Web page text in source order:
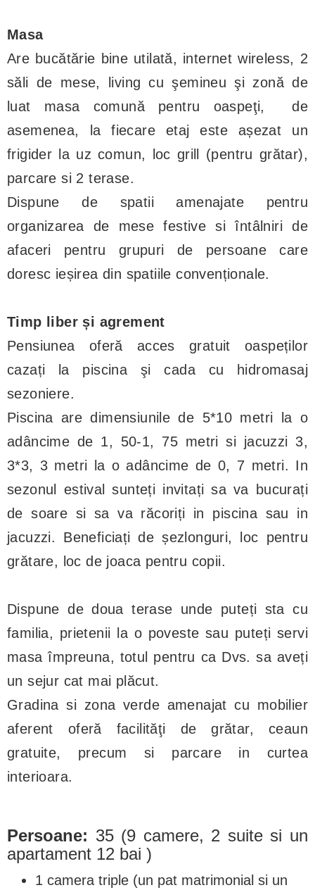
Masa
Are bucătărie bine utilată, internet wireless, 2
săli de mese, living cu şemineu şi zonă de
luat masa comună pentru oaspeţi, de
asemenea, la fiecare etaj este așezat un
frigider la uz comun, loc grill (pentru grătar),
parcare si 2 terase.
Dispune de spatii amenajate pentru
organizarea de mese festive si întâlniri de
afaceri pentru grupuri de persoane care
doresc ieșirea din spatiile convenționale.
Timp liber și agrement
Pensiunea oferă acces gratuit oaspeților
cazați la piscina şi cada cu hidromasaj
sezoniere.
Piscina are dimensiunile de 5*10 metri la o
adâncime de 1, 50-1, 75 metri si jacuzzi 3,
3*3, 3 metri la o adâncime de 0, 7 metri. In
sezonul estival sunteți invitați sa va bucurați
de soare si sa va răcoriți in piscina sau in
jacuzzi. Beneficiați de șezlonguri, loc pentru
grătare, loc de joaca pentru copii.
Dispune de doua terase unde puteți sta cu
familia, prietenii la o poveste sau puteți servi
masa împreuna, totul pentru ca Dvs. sa aveți
un sejur cat mai plăcut.
Gradina si zona verde amenajat cu mobilier
aferent oferă facilităţi de grătar, ceaun
gratuite, precum si parcare in curtea
interioara.
Persoane: 35 (9 camere, 2 suite si un
apartament 12 bai )
1 camera triple (un pat matrimonial si un